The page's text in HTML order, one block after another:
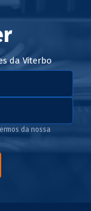
da Viterbo
da nossa